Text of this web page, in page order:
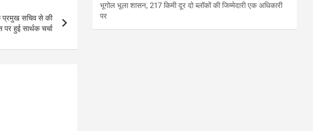
प्रमुख सचिव से की
हुई सार्थक चर्चा
भूगोल भूला शासन, 217 किमी दूर दो ब्लॉकों की जिम्मेदारी एक अधिकारी
पर